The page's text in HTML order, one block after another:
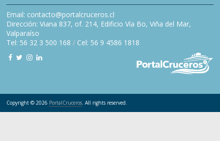
Email: contacto@portalcruceros.cl
Dirección: Viana 837, of. 214, Edificio Vía Bo, Viña del Mar,
Valparaíso
Tel: 56 32 3 500 168 / Cel: 56 9 4586 1818
Copyright © 2026 PortalCruceros . All rights reserved.